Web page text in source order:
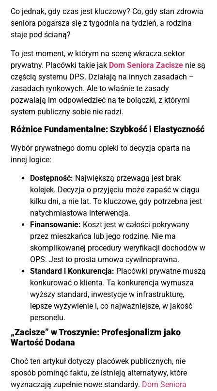
Co jednak, gdy czas jest kluczowy? Co, gdy stan zdrowia
seniora pogarsza się z tygodnia na tydzień, a rodzina
staje pod ścianą?
To jest moment, w którym na scenę wkracza sektor
prywatny. Placówki takie jak Dom Seniora Zacisze nie są
częścią systemu DPS. Działają na innych zasadach –
zasadach rynkowych. Ale to właśnie te zasady
pozwalają im odpowiedzieć na te bolączki, z którymi
system publiczny sobie nie radzi.
Różnice Fundamentalne: Szybkość i Elastyczność
Wybór prywatnego domu opieki to decyzja oparta na
innej logice:
Dostępność: Największą przewagą jest brak
kolejek. Decyzja o przyjęciu może zapaść w ciągu
kilku dni, a nie lat. To kluczowe, gdy potrzebna jest
natychmiastowa interwencja.
Finansowanie: Koszt jest w całości pokrywany
przez mieszkańca lub jego rodzinę. Nie ma
skomplikowanej procedury weryfikacji dochodów w
OPS. Jest to prosta umowa cywilnoprawna.
Standard i Konkurencja: Placówki prywatne muszą
konkurować o klienta. Ta konkurencja wymusza
wyższy standard, inwestycje w infrastrukturę,
lepsze wyżywienie i, co najważniejsze, w jakość
personelu.
„Zacisze” w Troszynie: Profesjonalizm jako
Wartość Dodana
Choć ten artykuł dotyczy placówek publicznych, nie
sposób pominąć faktu, że istnieją alternatywy, które
wyznaczają zupełnie nowe standardy. Dom Seniora